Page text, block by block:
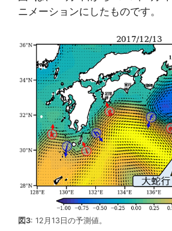
ニメーションにしたものです。
図3: 12月13日の予測値。